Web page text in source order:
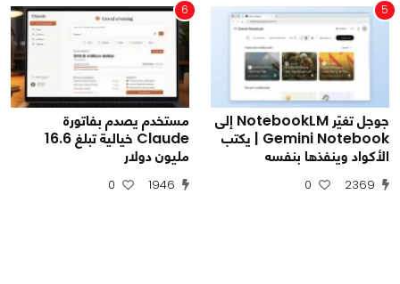
5
جوجل تغيّر NotebookLM إلى
Gemini Notebook | يكتب
الأكواد وينفذها بنفسه
2369
0
6
مستخدم يصدم بفاتورة
Claude خيالية تبلغ 16.6
مليون دولار
1946
0